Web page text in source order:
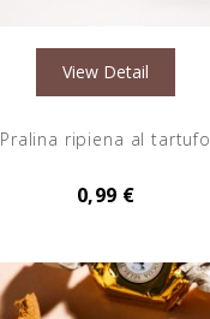
View Detail
Pralina ripiena al tartufo
0,99 €